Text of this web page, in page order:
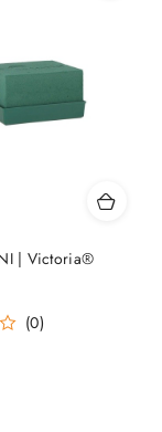
| Victoria®
(0)